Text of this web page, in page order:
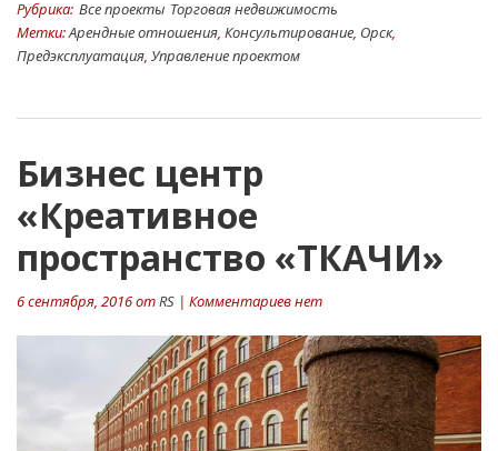
Рубрика: Все проекты Торговая недвижимость
Метки:Арендные отношения, Консультирование, Орск,
Предэксплуатация, Управление проектом
Бизнес центр
«Креативное
пространство «ТКАЧИ»
6 сентября, 2016 отRS | Комментариев нет